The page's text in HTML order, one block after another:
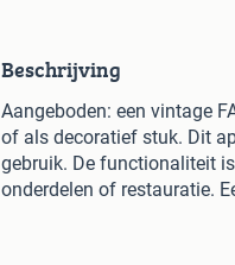
Beschrijving
Aangeboden: een vintage
of als decoratief stuk. Dit
gebruik. De functionaliteit
onderdelen of restauratie.